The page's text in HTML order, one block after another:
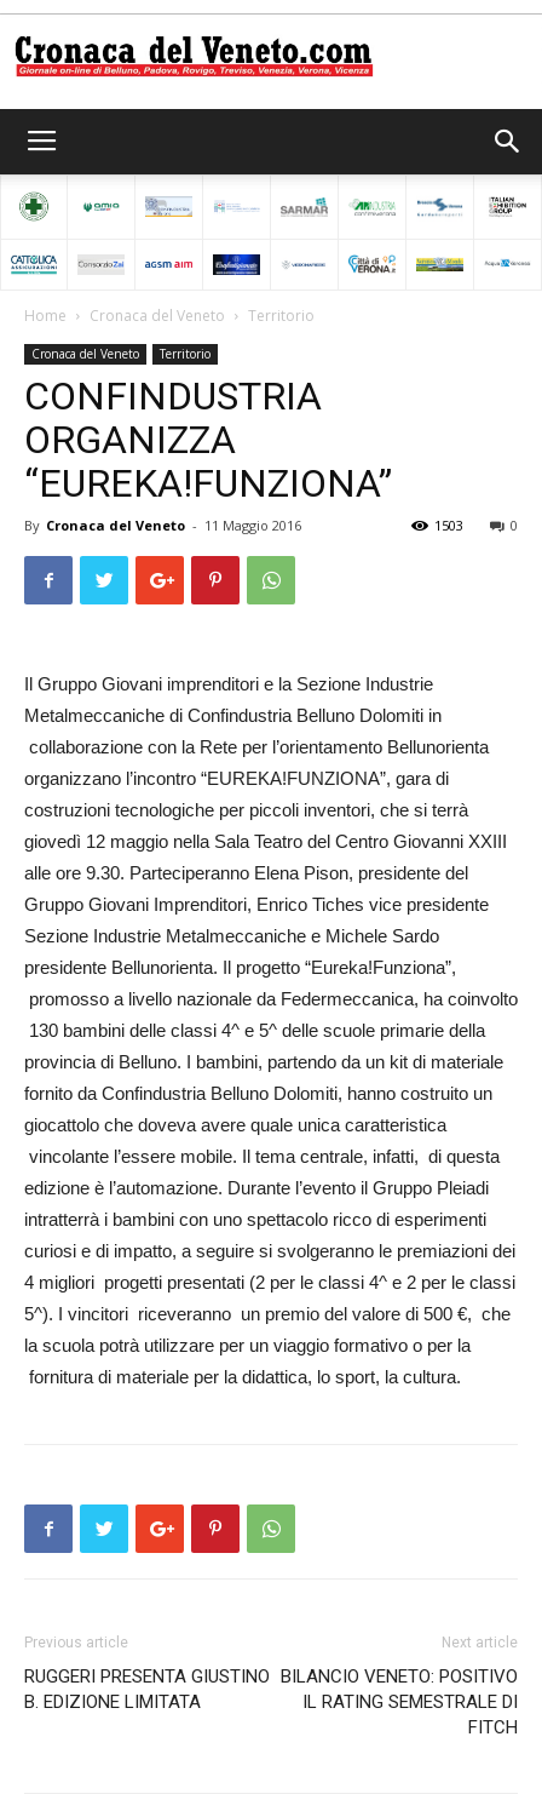
del
Home Cronaca del Veneto Territorio
Cronaca del Veneto Territorio
CONFINDUSTRIA
ORGANIZZA
“EUREKA!FUNZIONA”
By Cronaca del Veneto - 11 Maggio 2016 0
1503
Il Gruppo Giovani imprenditori e la Sezione Industrie
Metalmeccani­che di Confindustria Belluno Dolo­miti in
collaborazione con la Rete per l’orientamento Bellunorienta
organizzano l’incontro “EUREKA!FUNZIONA”, gara di
costruzioni tecnologiche per piccoli inventori, che si terrà
giovedì 12 maggio nella Sala Teatro del Centro Giovanni XXIII
alle ore 9.30. Parteciperanno Elena Pison, presidente del
Gruppo Giovani Imprenditori, Enrico Tiches vice presidente
Sezione Industrie Metalmeccaniche e Michele Sardo
presidente Bellu­norien­ta. Il progetto “Eure­ka!Fun­ziona”,
promosso a livello nazionale da Federmeccanica, ha coinvolto
130 bambini delle classi 4^ e 5^ delle scuole primarie della
provincia di Belluno. I bambini, partendo da un kit di materiale
fornito da Confindustria Belluno Dolomiti, hanno costruito un
giocattolo che doveva avere quale unica caratteristica
vincolante l’es­­sere mobile. Il tema centrale, infatti, di questa
edizione è l’automazione. Durante l’evento il Gruppo Pleiadi
intratterrà i bambini con uno spettacolo ricco di esperimenti
curiosi e di impatto, a seguire si svolgeranno le premiazioni dei
4 migliori progetti presentati (2 per le classi 4^ e 2 per le classi
5^). I vincitori riceveranno un premio del valore di 500 €, che
la scuola potrà utilizzare per un viaggio formativo o per la
fornitura di materiale per la didattica, lo sport, la cultura.
Previous article
RUGGERI PRESENTA GIUSTINO
B. EDIZIONE LIMITATA
Next article
BILANCIO VENETO: POSITIVO
IL RATING SEMESTRALE DI
FITCH